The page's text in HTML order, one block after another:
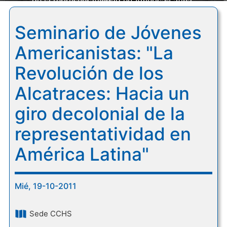
Seminario de Jóvenes
Americanistas: "La
Revolución de los
Alcatraces: Hacia un
giro decolonial de la
representatividad en
América Latina"
Mié, 19-10-2011
Sede CCHS